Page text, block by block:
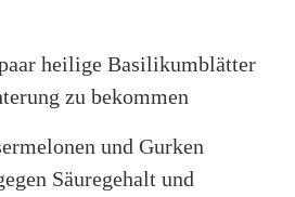
heilige Basilikumblätter
zu bekommen
und Gurken
Säuregehalt und